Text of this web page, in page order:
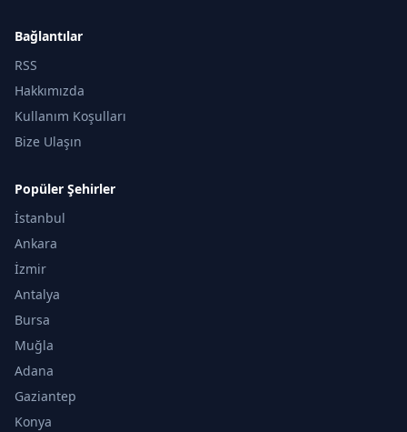
Bağlantılar
RSS
Hakkımızda
Kullanım Koşulları
Bize Ulaşın
Popüler Şehirler
İstanbul
Ankara
İzmir
Antalya
Bursa
Muğla
Adana
Gaziantep
Konya